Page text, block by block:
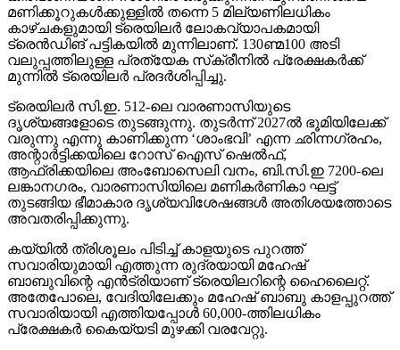
മണിക്കൂറുകള്‍ക്കുള്ളില്‍ തന്നെ 5 മില്യണിലധികം
കാഴ്ചകളുമായി ട്രെയിലര്‍ ലോകവ്യാപകമായി
ട്രെന്‍ഡിങ് പട്ടികയില്‍ മുന്നിലാണ്. 130ണ്മ100 അടി
വലുപ്പത്തിലുള്ള പ്രത്യേക സ്‌ക്രീനില്‍ പ്രേക്ഷകര്‍ക്ക്
മുന്നില്‍ ട്രെയിലര്‍ പ്രദര്‍ശിപ്പിച്ചു.
ട്രെയിലര്‍ സി.ഇ. 512-ലെ വാരണാസിയുടെ
ദൃശ്യങ്ങളോടെ തുടങ്ങുന്നു. തുടര്‍ന്ന് 2027ല്‍ ഭൂമിയിലേക്ക്
വരുന്നു എന്നു കാണിക്കുന്ന ‘ശാംഭവി’ എന്ന ഛിന്നഗ്രഹം,
അന്റാര്‍ട്ടിക്കയിലെ റോസ് ഐസ് ഷെല്‍ഫ്,
ആഫ്രിക്കയിലെ അംബോസെലി വനം, ബി.സി.ഇ 7200-ലെ
ലങ്കാനഗരം, വാരണാസിയിലെ മണികര്‍ണികാ ഘട്ട്
തുടങ്ങിയ ഭീമാകാര ദൃശ്യവിശേഷങ്ങള്‍ അതിശയത്തോടെ
അവതരിപ്പിക്കുന്നു.
കയ്യില്‍ ത്രിശൂലം പിടിച്ച് കാളയുടെ പുറത്ത്
സവാരിയുമായി എത്തുന്ന രുദ്രയായി മഹേഷ്
ബാബുവിന്റെ എന്‍ട്രിയാണ് ട്രെയിലറിന്റെ ഹൈലൈറ്റ്.
അതേപോലെ, വേദിയിലേക്കും മഹേഷ് ബാബു കാളപ്പുറത്ത്
സവാരിയായി എത്തിയപ്പോള്‍ 60,000-ത്തിലധികം
പ്രേക്ഷകര്‍ കൈയ്യടി മുഴക്കി വരവേറ്റു.